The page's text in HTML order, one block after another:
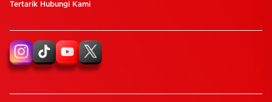
Tertarik Hubungi Kami